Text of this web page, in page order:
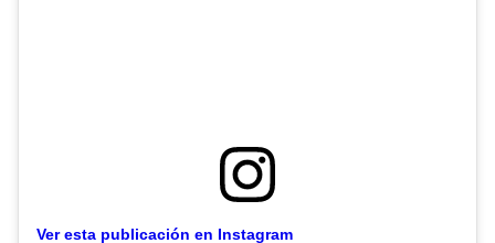
Ver esta publicación en Instagram